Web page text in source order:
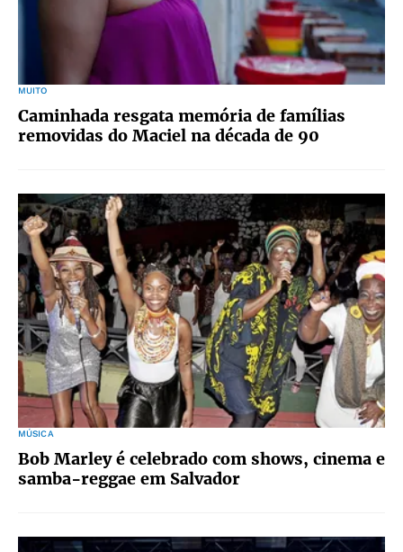
MUITO
Caminhada resgata memória de famílias
removidas do Maciel na década de 90
MÚSICA
Bob Marley é celebrado com shows, cinema e
samba-reggae em Salvador